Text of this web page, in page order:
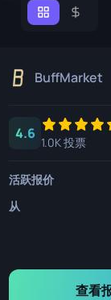
BuffMarket
4.6
1.0K 投票
活跃报价
从
查看